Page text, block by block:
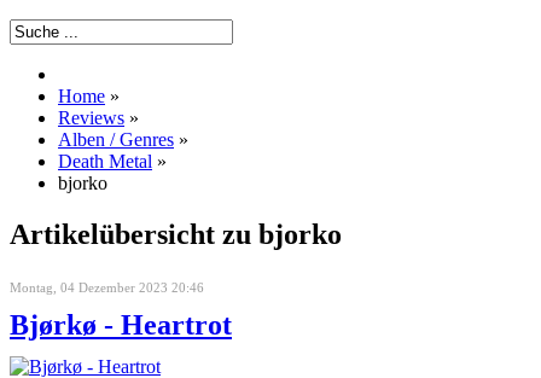
Home »
Reviews »
Alben / Genres »
Death Metal »
bjorko
Artikelübersicht zu bjorko
Montag, 04 Dezember 2023 20:46
Bjørkø - Heartrot